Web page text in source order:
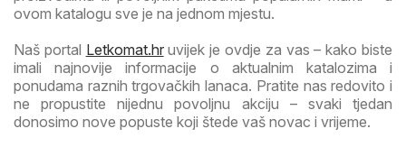
ovom katalogu sve je na jednom mjestu.
Naš portal Letkomat.hruvijek je ovdje za vas – kako biste
imali najnovije informacije o aktualnim katalozima i
ponudama raznih trgovačkih lanaca. Pratite nas redovito i
ne propustite nijednu povoljnu akciju – svaki tjedan
donosimo nove popuste koji štede vaš novac i vrijeme.